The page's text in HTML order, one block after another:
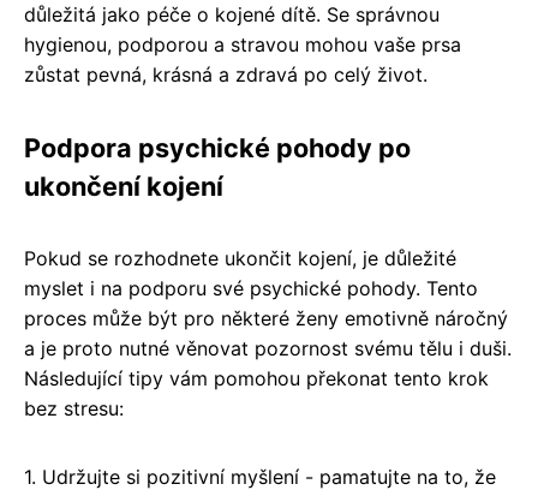
důležitá jako péče o kojené dítě. Se správnou
hygienou, podporou a stravou mohou vaše prsa
zůstat pevná, krásná a zdravá po celý život.
Podpora psychické pohody po
ukončení kojení
Pokud se rozhodnete ukončit kojení, je důležité
myslet i na podporu své psychické pohody. Tento
proces může být pro některé ženy emotivně náročný
a je proto nutné věnovat pozornost svému tělu i duši.
Následující tipy vám pomohou překonat tento krok
bez stresu:
1. Udržujte si pozitivní myšlení - pamatujte na to, že